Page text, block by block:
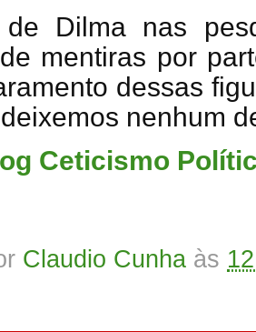
Dilma nas
mentiras por
dessas
nenhum
Ceticismo
Claudio Cunha às